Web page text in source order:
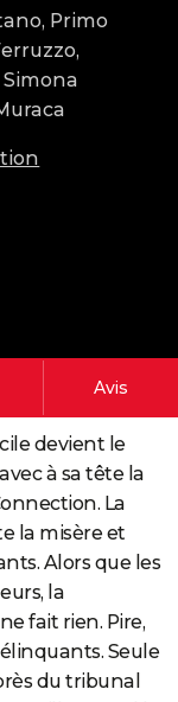
Primo
Avis
devient le
à sa tête la
La
la misère et
Alors que les
la
fait rien. Pire,
Seule
du tribunal